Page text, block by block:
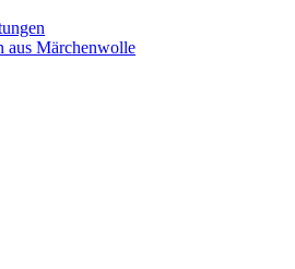
aus Märchenwolle